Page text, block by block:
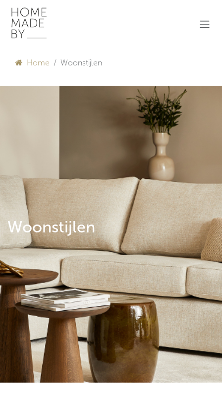
Overslaan naar inhoud
Home Woonstijlen
Woonstijlen